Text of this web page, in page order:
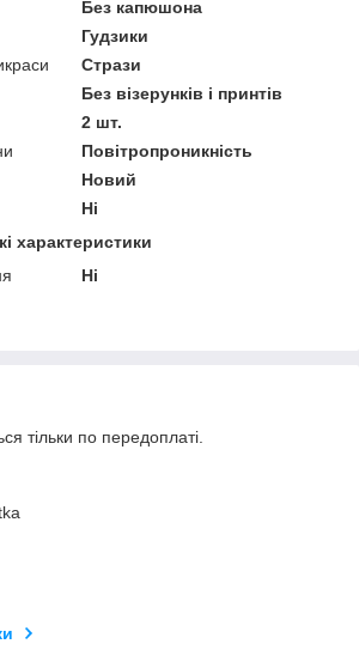
Без капюшона
Гудзики
Стрази
Без візерунків і принтів
2 шт.
Повітропроникність
Новий
Ні
характеристики
Ні
тільки по передоплаті.